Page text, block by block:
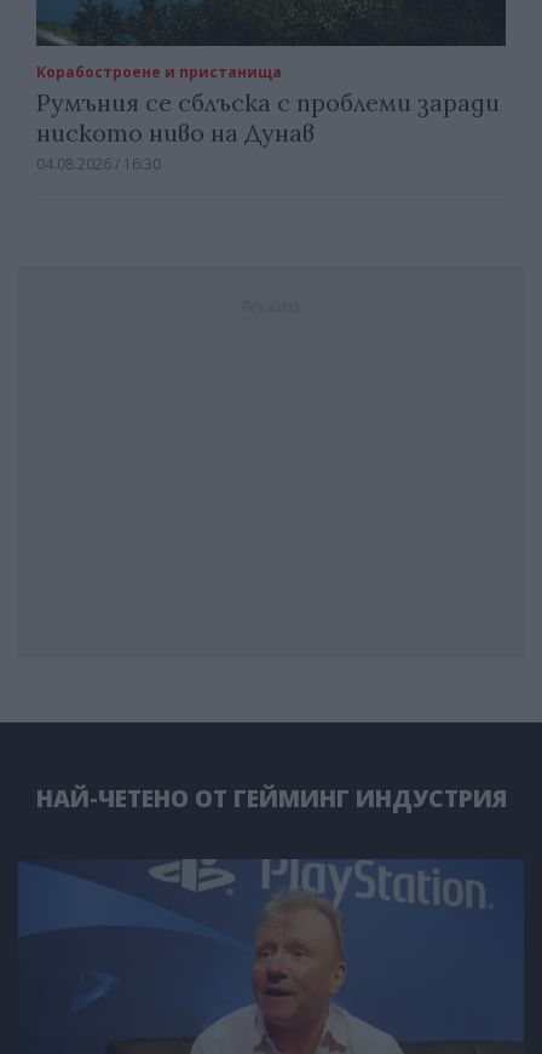
Корабостроене и пристанища
Румъния се сблъска с проблеми заради
ниското ниво на Дунав
04.08.2026 / 16:30
НАЙ-ЧЕТЕНО ОТ ГЕЙМИНГ ИНДУСТРИЯ